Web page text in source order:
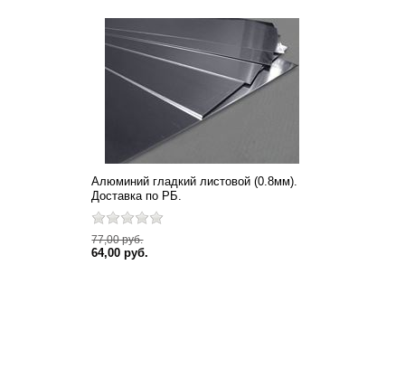
Алюминий гладкий листовой (0.8мм).
Доставка по РБ.
77,00 руб.
64,00 руб.